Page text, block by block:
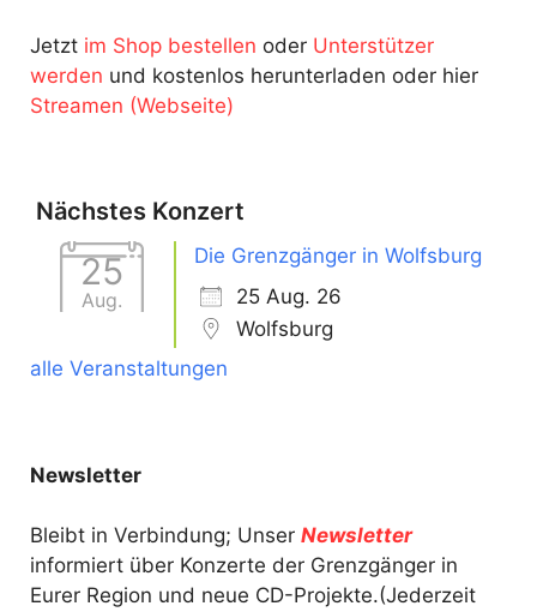
Jetzt im Shop bestellen oder Unterstützer
werden und kostenlos herunterladen oder hier
Streamen (Webseite)
Nächstes Konzert
25
Aug.
Die Grenzgänger in Wolfsburg
25 Aug. 26
Wolfsburg
alle Veranstaltungen
Newsletter
Bleibt in Verbindung; Unser Newsletter
informiert über Konzerte der Grenzgänger in
Eurer Region und neue CD-Projekte.(Jederzeit